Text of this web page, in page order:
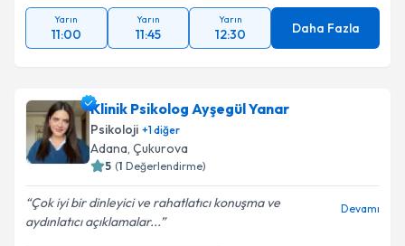
Yarın
11:00
Yarın
11:45
Yarın
12:30 Daha Fazla
Klinik Psikolog Ayşegül Yanar
Psikoloji +1diğer
Adana, Çukurova
5 (1 Değerlendirme)
Çok iyi bir dinleyici ve rahatlatıcı konuşma ve
aydınlatıcı açıklamalar...
Devamı